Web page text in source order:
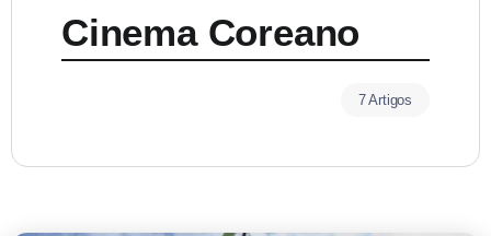
Cinema Coreano
7 Artigos